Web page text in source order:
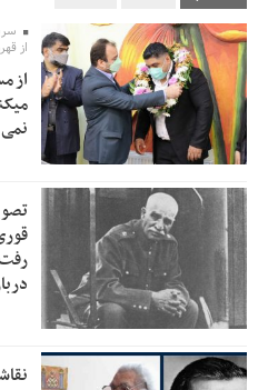
0:58
تسهیلات اشتغالزایی در اختیار
اولویت‌های گیلان پرداخت شود
2:53
زمان جلسه سرنوشت‌ساز هیات
قلعه‌نویی مشخص شد
2:50
دفتر رهبر انقلاب: مطالب خارج
2:46
بقائی: فضای مذاکرات فنی و
هرمز، مثبت است
رئیس سازمان جهاد کشاورزی
دریافت یارانه کود اقدام کنند
1:00 تمدید مهلت اظهارنامه‌های مالیاتی سال ۱۴۰۴ تا پایان
از
از